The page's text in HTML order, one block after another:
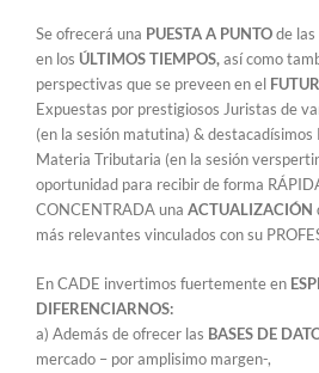
Se ofrecerá una PUESTA A PUNTOde las
en los ÚLTIMOS TIEMPOS,así como
perspectivas que se preveen en el
Expuestas por prestigiosos Juristas de
(en la sesión matutina) & destacadísimos
Materia Tributaria (en la sesión
oportunidad para recibir de forma
CONCENTRADA una ACTUALIZACIÓN
más relevantes vinculados con su
En CADE invertimos fuertemente en
DIFERENCIARNOS:
a) Además de ofrecer las BASES DE
mercado – por amplisimo margen-,